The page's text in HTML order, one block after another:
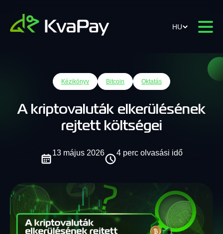
HU
Kézikönyv Bitcoin Oktatás
A kriptovaluták elkerülésének
rejtett költségei
13 május 2026 4 perc olvasási idő